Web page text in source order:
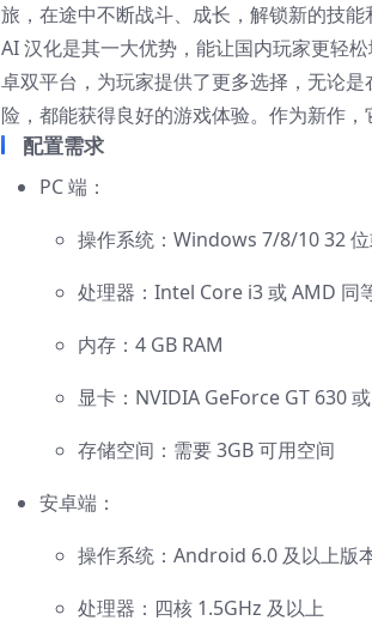
旅，在途中不断战斗、成长，解锁新的技
AI 汉化是其一大优势，能让国内玩家更轻
卓双平台，为玩家提供了更多选择，无论
险，都能获得良好的游戏体验。作为新作
配置需求
PC 端：
操作系统：Windows 7/8/10 32
处理器：Intel Core i3 或 AMD 同
内存：4 GB RAM
显卡：NVIDIA GeForce GT 630
存储空间：需要 3GB 可用空间
安卓端：
操作系统：Android 6.0 及以上版
处理器：四核 1.5GHz 及以上